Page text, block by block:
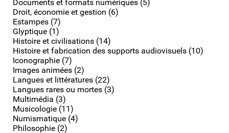
Documents et formats numériques (5)
Droit, économie et gestion (6)
Estampes (7)
Glyptique (1)
Histoire et civilisations (14)
Histoire et fabrication des supports audiovisuels (10)
Iconographie (7)
Images animées (2)
Langues et littératures (22)
Langues rares ou mortes (3)
Multimédia (3)
Musicologie (11)
Numismatique (4)
Philosophie (2)